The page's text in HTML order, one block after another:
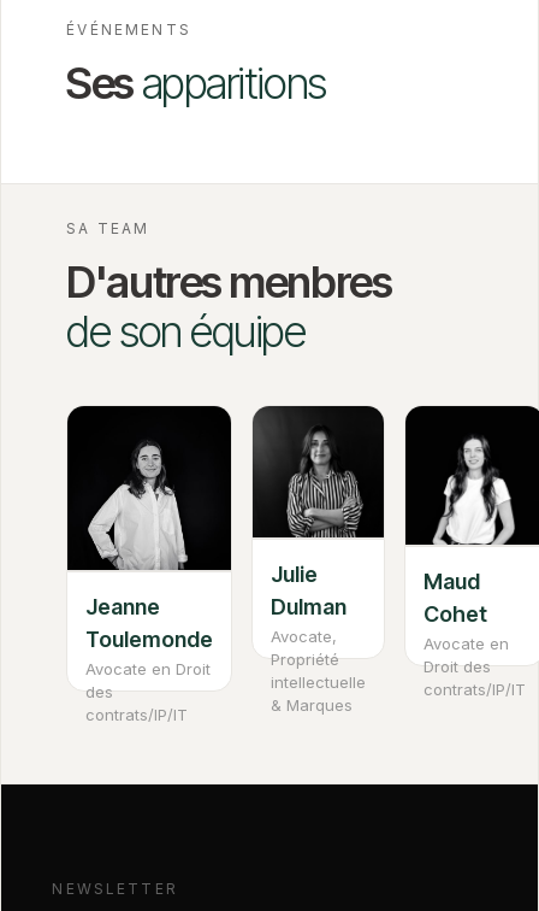
ÉVÉNEMENTS
Sesapparitions
SA TEAM
D'autres menbres
de son équipe
Jeanne
Toulemonde
Avocate en Droit
des
contrats/IP/IT
Julie
Dulman
Avocate,
Propriété
intellectuelle
& Marques
Maud
Cohet
Avocate en
Droit des
contrats/IP/IT
NEWSLETTER